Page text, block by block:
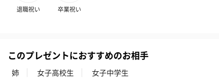
（1,100円）
レープフルーツ）
（2,145円）
退職祝い 卒業祝い
このプレゼントにおすすめのお相手
姉 女子高校生
女子中学生